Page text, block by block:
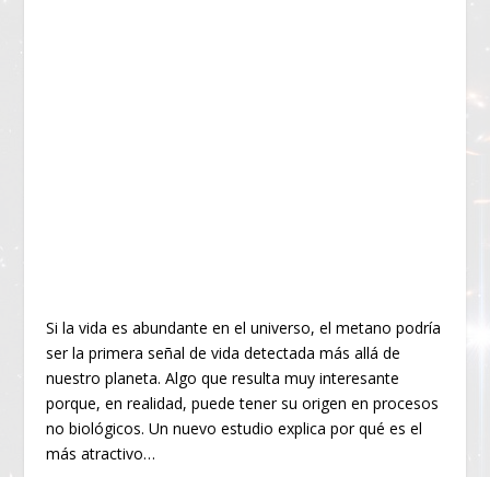
Si la vida es abundante en el universo, el metano podría
ser la primera señal de vida detectada más allá de
nuestro planeta. Algo que resulta muy interesante
porque, en realidad, puede tener su origen en procesos
no biológicos. Un nuevo estudio explica por qué es el
más atractivo…